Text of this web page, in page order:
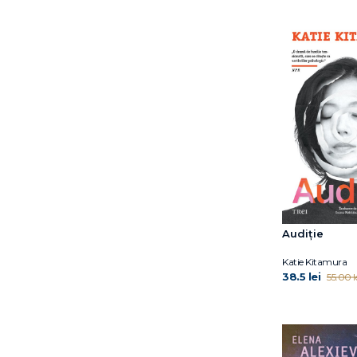
Audiție
Katie Kitamura
38.5 lei 55.00